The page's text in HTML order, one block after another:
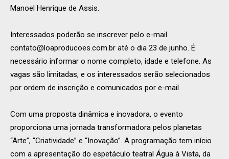
Manoel Henrique de Assis.
Interessados poderão se inscrever pelo e-mail
contato@loaproducoes.com.br até o dia 23 de junho. É
necessário informar o nome completo, idade e telefone. As
vagas são limitadas, e os interessados serão selecionados
por ordem de inscrição e comunicados por e-mail.
Com uma proposta dinâmica e inovadora, o evento
proporciona uma jornada transformadora pelos planetas
“Arte”, “Criatividade” e “Inovação”. A programação tem início
com a apresentação do espetáculo teatral Água à Vista, da